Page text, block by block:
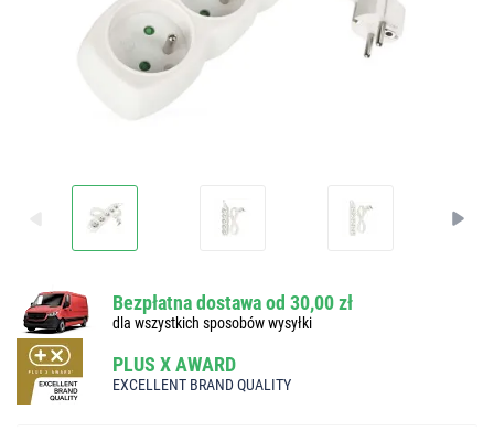
Bezpłatna dostawa od 30,00 zł
dla wszystkich sposobów wysyłki
PLUS X AWARD
EXCELLENT BRAND QUALITY